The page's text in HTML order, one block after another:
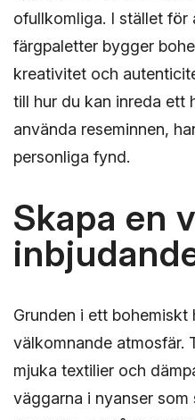
ofullkomliga. I stället för
färgpaletter bygger
kreativitet och
till hur du kan inreda ett
använda reseminnen,
personliga fynd.
Skapa en
Grunden i ett bohemiskt
välkomnande atmosfär.
mjuka textilier och
väggarna i nyanser